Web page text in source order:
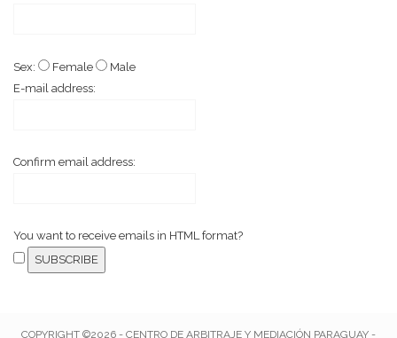
Sex: Female
Male
E-mail address:
Confirm email address:
You want to receive emails in HTML format?
COPYRIGHT ©2026 - CENTRO DE ARBITRAJE Y MEDIACIÓN PARAGUAY -